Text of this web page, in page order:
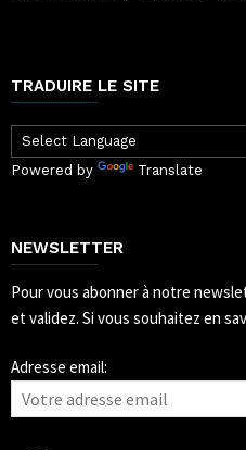
TRADUIRE LE SITE
Powered by Translate
NEWSLETTER
Pour vous abonner à notre
et validez. Si vous souhaitez en
Adresse email: